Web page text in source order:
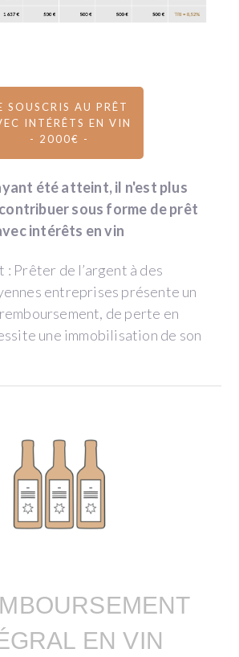
SOUSCRIS AU PRÊT
INTÉRÊTS EN VIN
- 2000€ -
été atteint, il n'est plus
sous forme de prêt
intérêts en vin
Prêter de l’argent à des
entreprises présente un
de perte en
une immobilisation de son
EN VIN